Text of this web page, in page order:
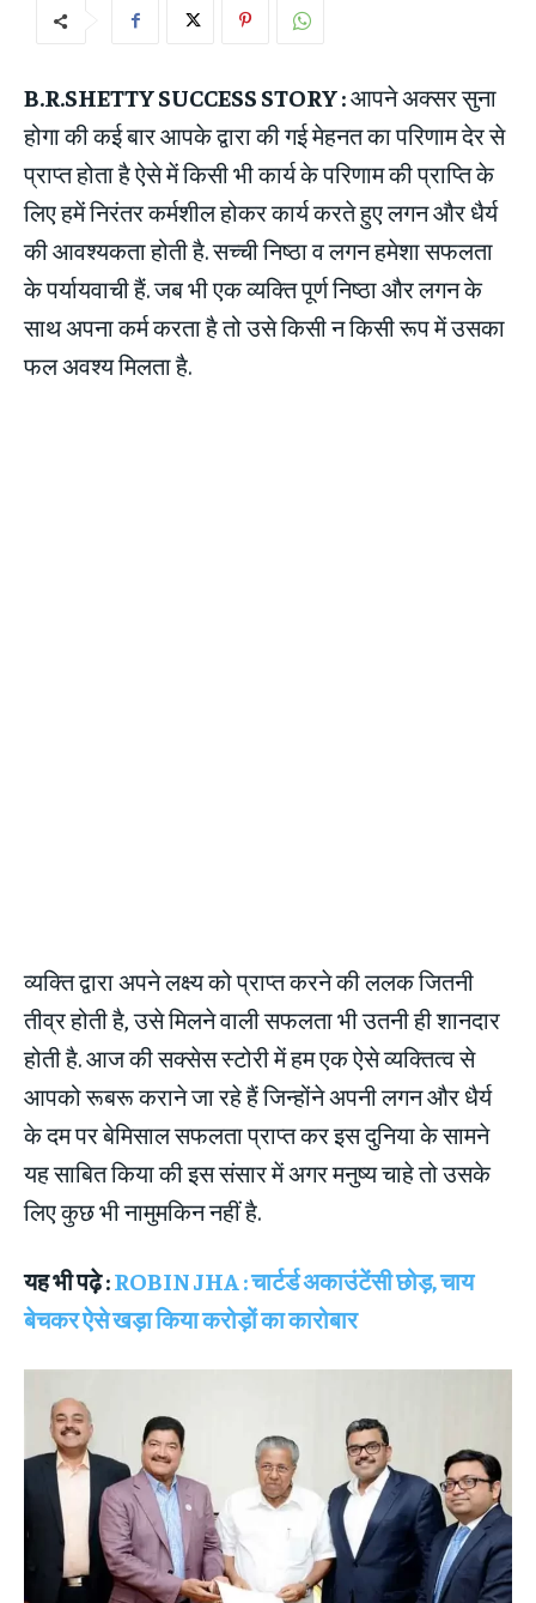
B.R.SHETTY SUCCESS STORY :आपने अक्सर सुना
होगा की कई बार आपके द्वारा की गई मेहनत का परिणाम देर से
प्राप्त होता है ऐसे में किसी भी कार्य के परिणाम की प्राप्ति के
लिए हमें निरंतर कर्मशील होकर कार्य करते हुए लगन और धैर्य
की आवश्यकता होती है. सच्ची निष्ठा व लगन हमेशा सफलता
के पर्यायवाची हैं. जब भी एक व्यक्ति पूर्ण निष्ठा और लगन के
साथ अपना कर्म करता है तो उसे किसी न किसी रूप में उसका
फल अवश्य मिलता है.
व्यक्ति द्वारा अपने लक्ष्य को प्राप्त करने की ललक जितनी
तीव्र होती है, उसे मिलने वाली सफलता भी उतनी ही शानदार
होती है. आज की सक्सेस स्टोरी में हम एक ऐसे व्यक्तित्व से
आपको रूबरू कराने जा रहे हैं जिन्होंने अपनी लगन और धैर्य
के दम पर बेमिसाल सफलता प्राप्त कर इस दुनिया के सामने
यह साबित किया की इस संसार में अगर मनुष्य चाहे तो उसके
लिए कुछ भी नामुमकिन नहीं है.
यह भी पढ़े :ROBIN JHA : चार्टर्ड अकाउंटेंसी छोड़, चाय
बेचकर ऐसे खड़ा किया करोड़ों का कारोबार